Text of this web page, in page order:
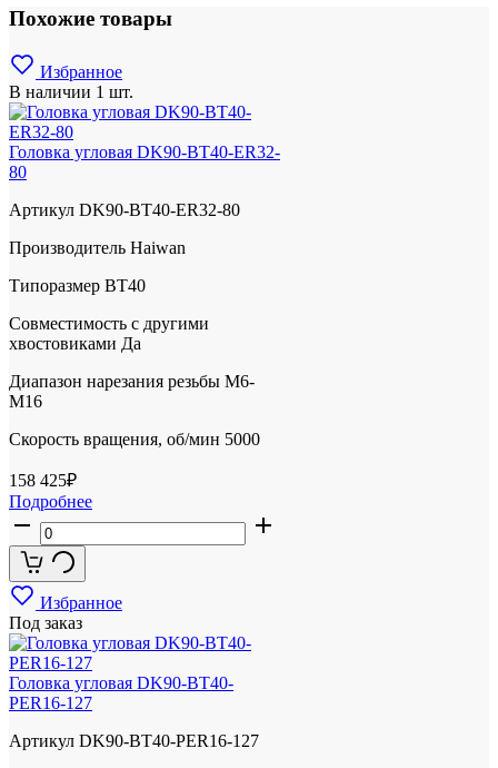
Похожие товары
Избранное
В наличии 1 шт.
Головка угловая DK90-BT40-ER32-
80
Артикул DK90-BT40-ER32-80
Производитель Haiwan
Типоразмер BT40
Совместимость с другими
хвостовиками Да
Диапазон нарезания резьбы М6-
М16
Скорость вращения, об/мин 5000
158 425₽
Подробнее
Избранное
Под заказ
Головка угловая DK90-BT40-
PER16-127
Артикул DK90-BT40-PER16-127